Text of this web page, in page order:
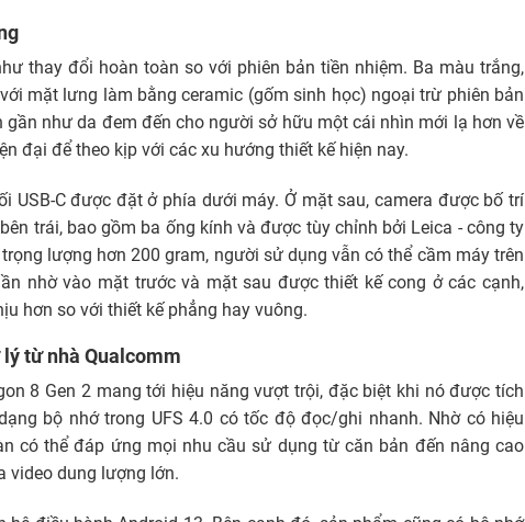
thay đổi hoàn toàn so với phiên bản tiền nhiệm. Ba màu trắng,
mặt lưng làm bằng ceramic (gốm sinh học) ngoại trừ phiên bản
như da đem đến cho người sở hữu một cái nhìn mới lạ hơn về
đại để theo kịp với các xu hướng thiết kế hiện nay.